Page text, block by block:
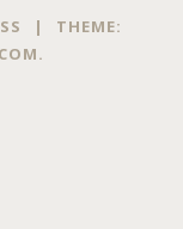
|
THEME:
.